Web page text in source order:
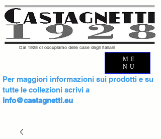
Dal 1928 ci occupiamo delle case degli italiani
Per maggiori informazioni sui prodotti e su
tutte le collezioni scrivi a
info@castagnetti.eu
ME
NU